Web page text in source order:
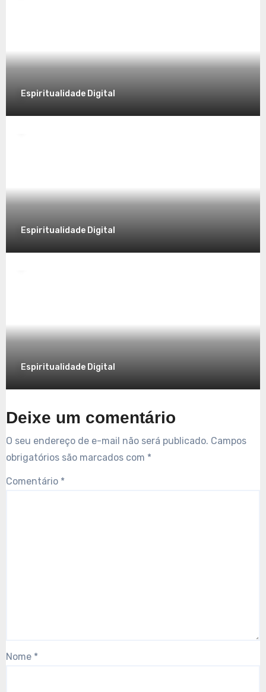
Espiritualidade Digital
Espiritualidade Digital
Espiritualidade Digital
Deixe um comentário
O seu endereço de e-mail não será publicado. Campos
obrigatórios são marcados com *
Comentário *
Nome *